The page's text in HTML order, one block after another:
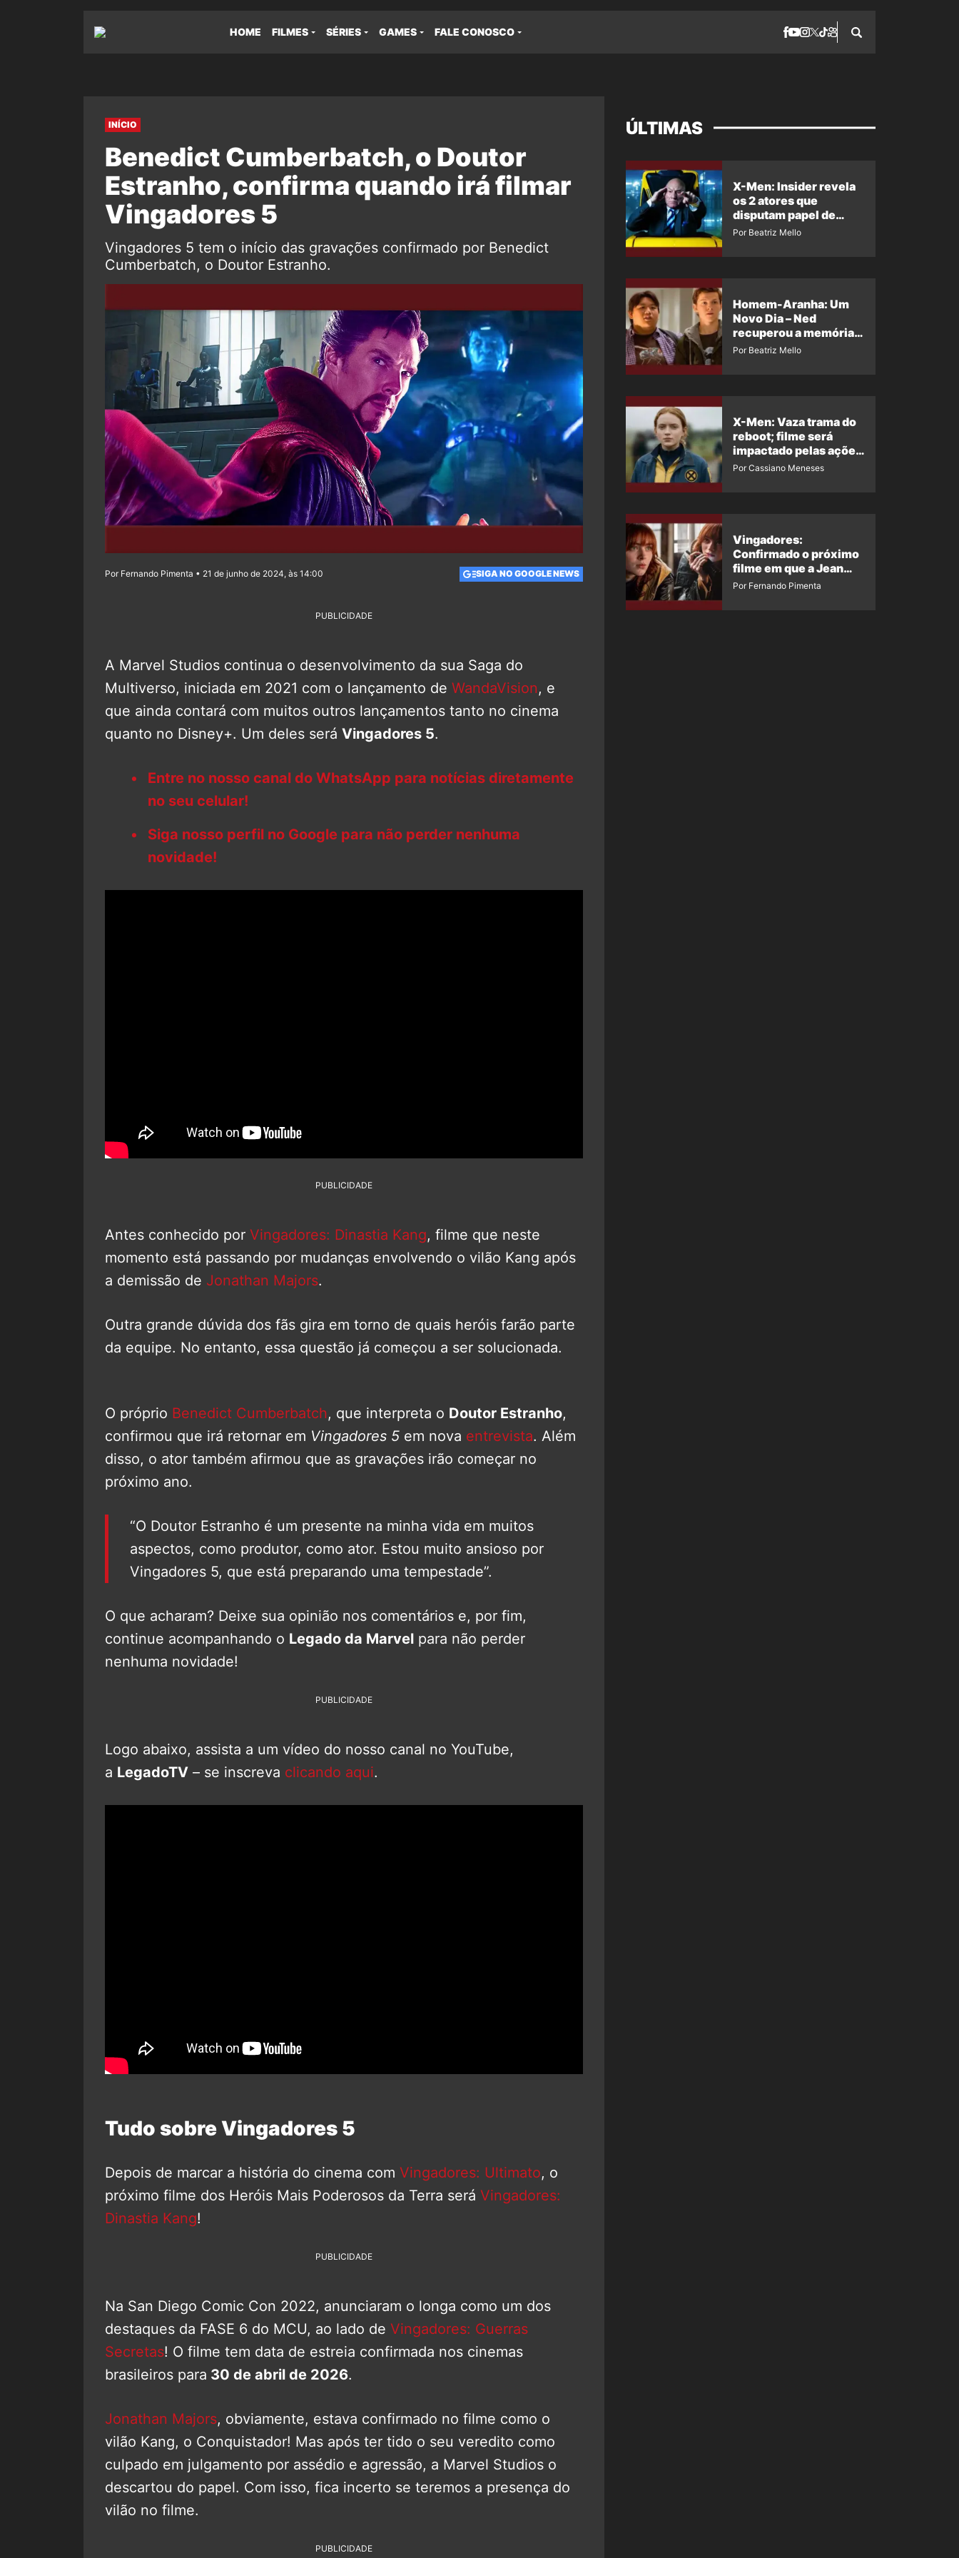
HOME FILMES SÉRIES GAMES FALE CONOSCO
INÍCIO
Benedict Cumberbatch, o Doutor
Estranho, confirma quando irá filmar
Vingadores 5
Vingadores 5 tem o início das gravações confirmado por Benedict
Cumberbatch, o Doutor Estranho.
Por Fernando Pimenta • 21 de junho de 2024, às 14:00 SIGA NO GOOGLE NEWS
PUBLICIDADE
A Marvel Studios continua o desenvolvimento da sua Saga do
Multiverso, iniciada em 2021 com o lançamento de WandaVision, e
que ainda contará com muitos outros lançamentos tanto no cinema
quanto no Disney+. Um deles será Vingadores 5.
Entre no nosso canal do WhatsApp para notícias diretamente
no seu celular!
Siga nosso perfil no Google para não perder nenhuma
novidade!
PUBLICIDADE
Antes conhecido por Vingadores: Dinastia Kang, filme que neste
momento está passando por mudanças envolvendo o vilão Kang após
a demissão de Jonathan Majors.
Outra grande dúvida dos fãs gira em torno de quais heróis farão parte
da equipe. No entanto, essa questão já começou a ser solucionada.
O próprio Benedict Cumberbatch, que interpreta o Doutor Estranho,
confirmou que irá retornar em Vingadores 5 em nova entrevista. Além
disso, o ator também afirmou que as gravações irão começar no
próximo ano.
“O Doutor Estranho é um presente na minha vida em muitos
aspectos, como produtor, como ator. Estou muito ansioso por
Vingadores 5, que está preparando uma tempestade”.
O que acharam? Deixe sua opinião nos comentários e, por fim,
continue acompanhando o Legado da Marvel para não perder
nenhuma novidade!
PUBLICIDADE
Logo abaixo, assista a um vídeo do nosso canal no YouTube,
a LegadoTV – se inscreva clicando aqui.
Tudo sobre Vingadores 5
Depois de marcar a história do cinema com Vingadores: Ultimato, o
próximo filme dos Heróis Mais Poderosos da Terra será Vingadores:
Dinastia Kang!
PUBLICIDADE
Na San Diego Comic Con 2022, anunciaram o longa como um dos
destaques da FASE 6 do MCU, ao lado de Vingadores: Guerras
Secretas! O filme tem data de estreia confirmada nos cinemas
brasileiros para 30 de abril de 2026.
Jonathan Majors, obviamente, estava confirmado no filme como o
vilão Kang, o Conquistador! Mas após ter tido o seu veredito como
culpado em julgamento por assédio e agressão, a Marvel Studios o
descartou do papel. Com isso, fica incerto se teremos a presença do
vilão no filme.
PUBLICIDADE
ÚLTIMAS
X-Men: Insider revela
os 2 atores que
disputam papel de
Professor X
Por Beatriz Mello
Homem-Aranha: Um
Novo Dia – Ned
recuperou a memória?
Ator quebra o silêncio
Por Beatriz Mello
X-Men: Vaza trama do
reboot; filme será
impactado pelas ações
de Jean Grey em
Por Cassiano Meneses
Vingadores:
Confirmado o próximo
filme em que a Jean
Grey irá aparecer
Por Fernando Pimenta